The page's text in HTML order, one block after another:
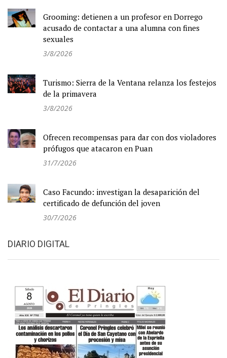
Grooming: detienen a un profesor en Dorrego
acusado de contactar a una alumna con fines
sexuales
3/8/2026
Turismo: Sierra de la Ventana relanza los festejos
de la primavera
3/8/2026
Ofrecen recompensas para dar con dos violadores
prófugos que atacaron en Puan
31/7/2026
Caso Facundo: investigan la desaparición del
certificado de defunción del joven
30/7/2026
DIARIO DIGITAL